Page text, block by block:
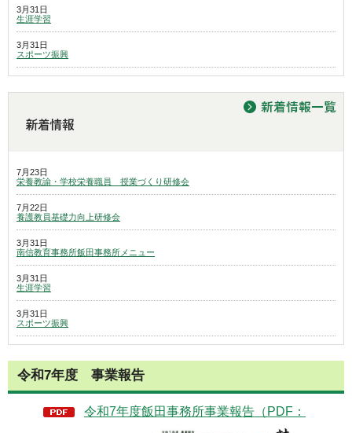
3月31日
生涯学習
3月31日
スポーツ振興
7月23日
栄養教諭・学校栄養職員 授業づくり研修会
7月22日
養護教員基礎力向上研修会
3月31日
南信教育事務所飯田事務所メニュー
3月31日
生涯学習
3月31日
スポーツ振興
令和7年度 事業報告
令和7年度飯田事務所事業報告（PDF：